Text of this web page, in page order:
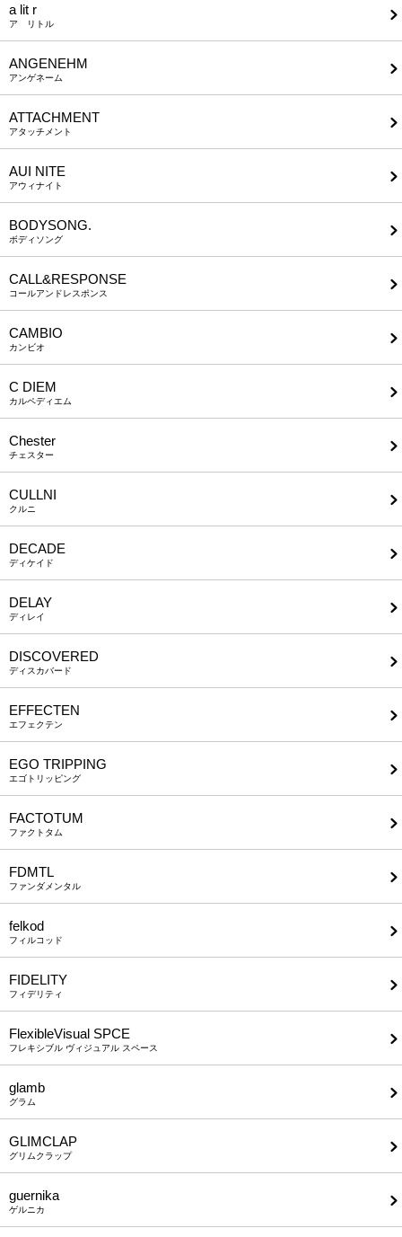
a lit r
ア リトル
ANGENEHM
アンゲネーム
ATTACHMENT
アタッチメント
AUI NITE
アウィナイト
BODYSONG.
ボディソング
CALL&RESPONSE
コールアンドレスポンス
CAMBIO
カンビオ
C DIEM
カルペディエム
Chester
チェスター
CULLNI
クルニ
DECADE
ディケイド
DELAY
ディレイ
DISCOVERED
ディスカバード
EFFECTEN
エフェクテン
EGO TRIPPING
エゴトリッピング
FACTOTUM
ファクトタム
FDMTL
ファンダメンタル
felkod
フィルコッド
FIDELITY
フィデリティ
FlexibleVisual SPCE
フレキシブル ヴィジュアル スペース
glamb
グラム
GLIMCLAP
グリムクラップ
guernika
ゲルニカ